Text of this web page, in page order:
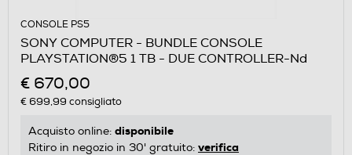
CONSOLE PS5
SONY COMPUTER - BUNDLE CONSOLE
PLAYSTATION®5 1 TB - DUE CONTROLLER-Nd
€ 670,00
€ 699,99 consigliato
Acquisto online: disponibile
Ritiro in negozio in 30' gratuito: verifica